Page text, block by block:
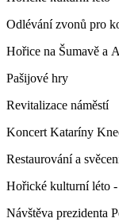
Odlévání zvonů pro
Hořice na Šumavě a
Pašijové hry
Revitalizace náměstí
Koncert Kataríny
Restaurování a
Hořické kulturní léto
Návštěva prezidenta